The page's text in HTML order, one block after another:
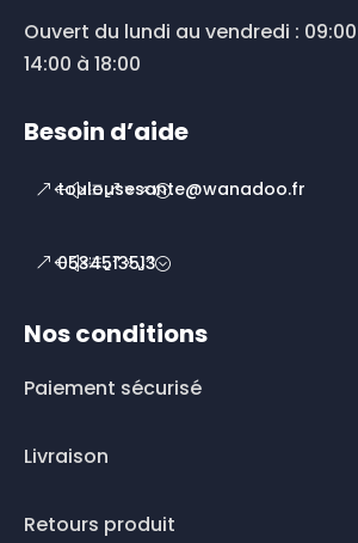
Ouvert du lundi au vendredi :
14:00 à 18:00
Besoin d’aide
toulousesante@wanadoo.fr
0534513513
Nos conditions
Paiement sécurisé
Livraison
Retours produit